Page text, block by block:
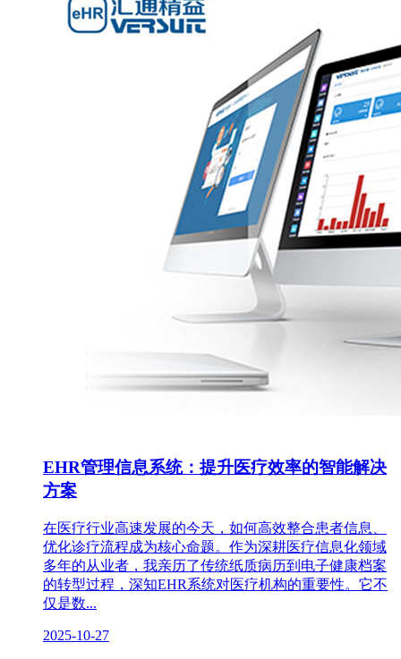
EHR管理信息系统：提升医疗效率的智能解决
方案
在医疗行业高速发展的今天，如何高效整合患者信息、
优化诊疗流程成为核心命题。作为深耕医疗信息化领域
多年的从业者，我亲历了传统纸质病历到电子健康档案
的转型过程，深知EHR系统对医疗机构的重要性。它不
仅是数...
2025-10-27